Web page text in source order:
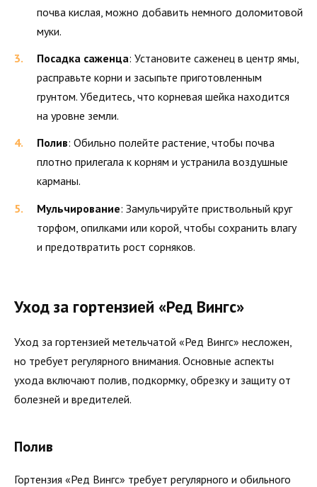
почва кислая, можно добавить немного доломитовой
муки.
Посадка саженца: Установите саженец в центр ямы,
расправьте корни и засыпьте приготовленным
грунтом. Убедитесь, что корневая шейка находится
на уровне земли.
Полив: Обильно полейте растение, чтобы почва
плотно прилегала к корням и устранила воздушные
карманы.
Мульчирование: Замульчируйте приствольный круг
торфом, опилками или корой, чтобы сохранить влагу
и предотвратить рост сорняков.
Уход за гортензией «Ред Вингс»
Уход за гортензией метельчатой «Ред Вингс» несложен,
но требует регулярного внимания. Основные аспекты
ухода включают полив, подкормку, обрезку и защиту от
болезней и вредителей.
Полив
Гортензия «Ред Вингс» требует регулярного и обильного